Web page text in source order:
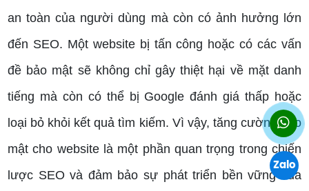
an toàn của người dùng mà còn có ảnh hưởng lớn
đến SEO. Một website bị tấn công hoặc có các vấn
đề bảo mật sẽ không chỉ gây thiệt hại về mặt danh
tiếng mà còn có thể bị Google đánh giá thấp hoặc
loại bỏ khỏi kết quả tìm kiếm. Vì vậy, tăng cường bảo
mật cho website là một phần quan trọng trong chiến
lược SEO và đảm bảo sự phát triển bền vững của
Zalo